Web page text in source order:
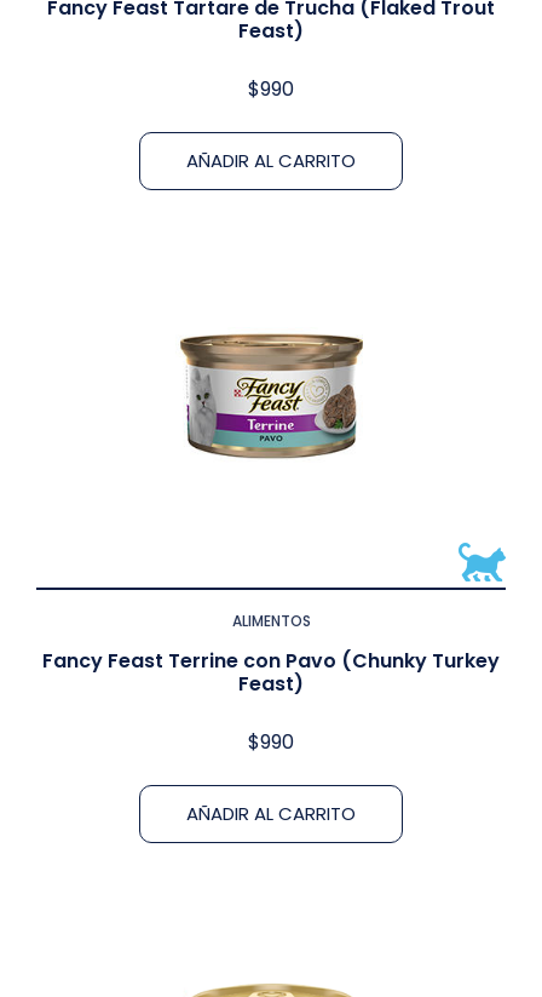
Fancy Feast Tartare de Trucha (Flaked Trout
Feast)
$990
AÑADIR AL CARRITO
ALIMENTOS
Fancy Feast Terrine con Pavo (Chunky Turkey
Feast)
$990
AÑADIR AL CARRITO